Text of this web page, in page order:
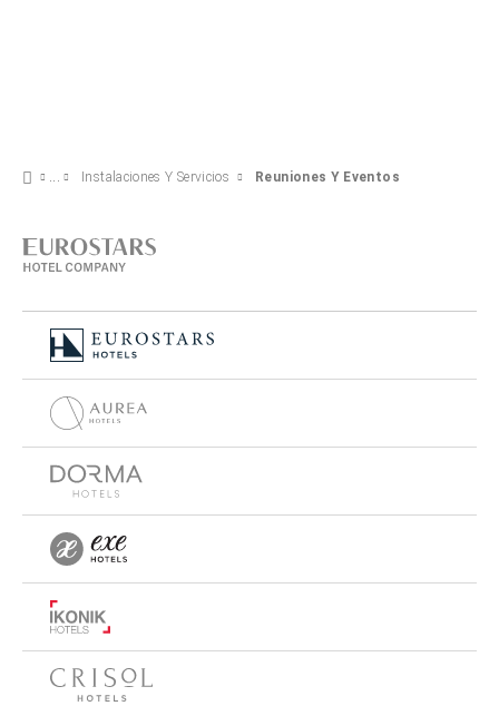
Instalaciones Y Servicios Reuniones Y Eventos